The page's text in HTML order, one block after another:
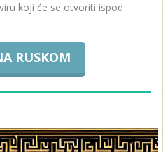
koji će se otvoriti ispod
RUSKOM